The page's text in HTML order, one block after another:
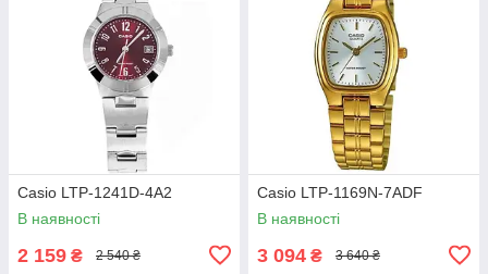
Casio LTP-1241D-4A2
В наявності
2 159 ₴ 2 540 ₴
Casio LTP-1169N-7ADF
В наявності
3 094 ₴ 3 640 ₴